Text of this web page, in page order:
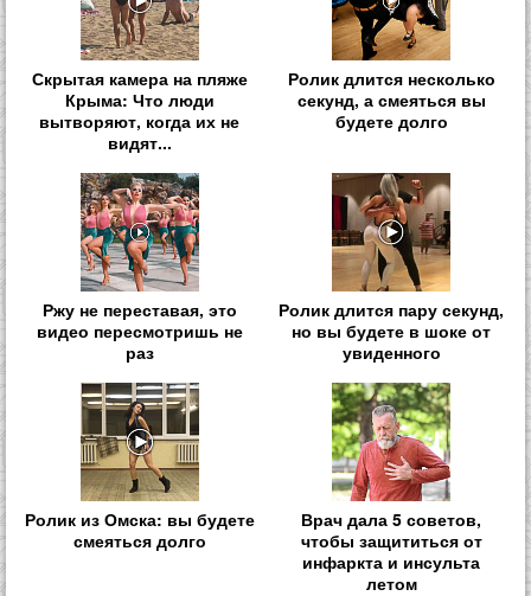
Скрытая камера на пляже
Крыма: Что люди
вытворяют, когда их не
видят...
Ролик длится несколько
секунд, а смеяться вы
будете долго
Ржу не переставая, это
видео пересмотришь не
раз
Ролик длится пару секунд,
но вы будете в шоке от
увиденного
Ролик из Омска: вы будете
смеяться долго
Врач дала 5 советов,
чтобы защититься от
инфаркта и инсульта
летом